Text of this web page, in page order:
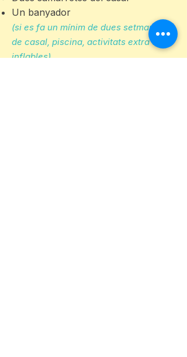
Un banyador
(si es fa un mínim de dues setmanes
de casal, piscina, activitats extra com
inflables)